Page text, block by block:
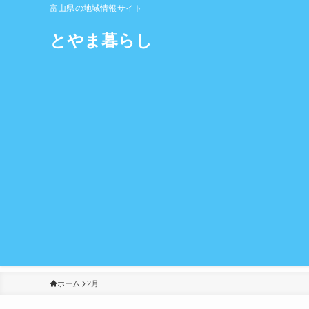
富山県の地域情報サイト
とやま暮らし
ホーム 2月